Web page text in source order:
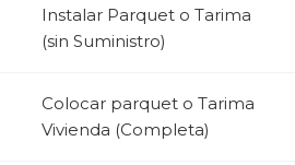
Instalar Parquet o Tarima
(sin Suministro)
Colocar parquet o Tarima
Vivienda (Completa)